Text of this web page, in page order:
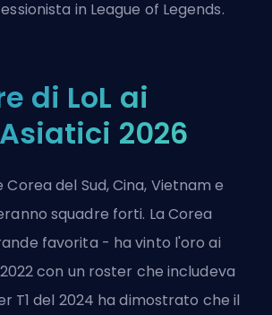
in League of Legends.
di LoL ai
2026
del Sud, Cina, Vietnam e
squadre forti. La Corea
favorita - ha vinto l'oro ai
con un roster che includeva
T1 del 2024 ha dimostrato che il